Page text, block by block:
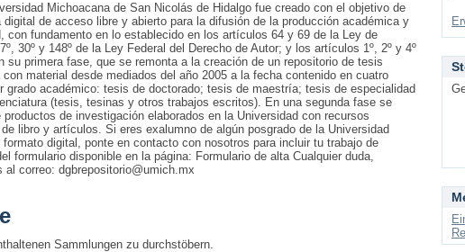
Michoacana de San Nicolás de Hidalgo fue creado con el objetivo de
de acceso libre y abierto para la difusión de la producción académica y
con fundamento en lo establecido en los artículos 64 y 69 de la Ley de
30º y 148º de la Ley Federal del Derecho de Autor; y los artículos 1º, 2º y 4º
su primera fase, que se remonta a la creación de un repositorio de tesis
material desde mediados del año 2005 a la fecha contenido en cuatro
grado académico: tesis de doctorado; tesis de maestría; tesis de especialidad
(tesis, tesinas y otros trabajos escritos). En una segunda fase se
de investigación elaborados en la Universidad con recursos
libro y artículos. Si eres exalumno de algún posgrado de la Universidad
digital, ponte en contacto con nosotros para incluir tu trabajo de
formulario disponible en la página: Formulario de alta Cualquier duda,
correo: dgbrepositorio@umich.mx
Sammlungen zu durchstöbern.